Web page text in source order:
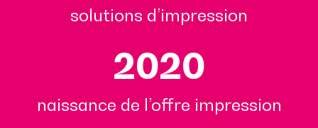
solutions d’impression
2020
naissance de l’offre impression